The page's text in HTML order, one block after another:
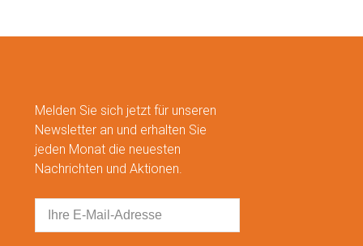
Melden Sie sich jetzt für unseren
Newsletter an und erhalten Sie
jeden Monat die neuesten
Nachrichten und Aktionen.